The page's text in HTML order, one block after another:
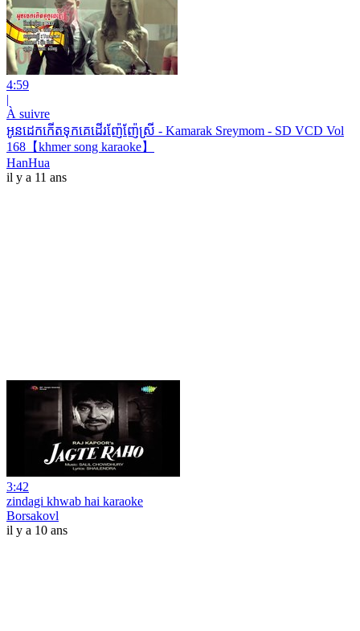
4:59
|
À suivre
អូនដេកកើតទុកគេដើរញ៉ែញ៉ែស្រី - Kamarak Sreymom - SD VCD Vol
168【khmer song karaoke】
HanHua
il y a 11 ans
3:42
zindagi khwab hai karaoke
Borsakovl
il y a 10 ans